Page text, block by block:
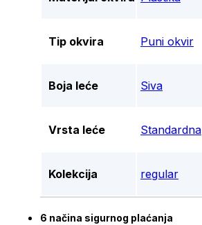
Tip okvira Puni okvir
Boja leće Siva
Vrsta leće Standardna
Kolekcija regular
6 načina sigurnog plaćanja